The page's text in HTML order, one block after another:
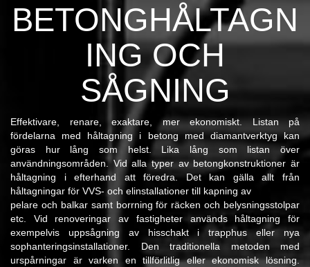
BETONGHÅLTAGN
ING OCH
SÅGNING
Effektivare, renare, exaktare, mer ekonomiskt. Listan på
fördelarna med håltagning i betong med diamantverktyg kan
göras hur lång som helst. Lika lång som listan över
användningsområden. Vid alla typer av betongkonstruktioner är
håltagning i efterhand att föredra. Det kan gälla allt från
håltagningar för VVS- och elinstallationer till kapning av
pelare och balkar samt borrning för räcken och belysningsstolpar
etc. Vid renoveringar av fastigheter används håltagning för
exempelvis uppsågning av hisschakt i trapphus eller nya
sophanteringsinstallationer. Den traditionella metoden med
urspårningar är varken en tillförlitlig eller ekonomisk lösning.